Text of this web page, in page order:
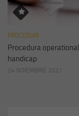
PROCEDURI
Procedura
handicap
24 NOIEMBRIE 2021